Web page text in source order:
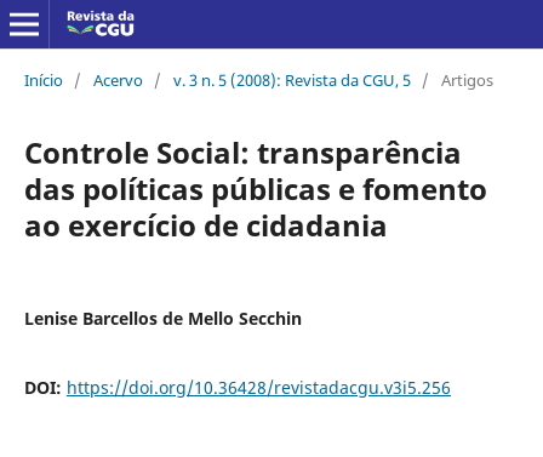
Início / Acervo / v. 3 n. 5 (2008): Revista da CGU, 5 / Artigos
Controle Social: transparência
das políticas públicas e fomento
ao exercício de cidadania
Lenise Barcellos de Mello Secchin
DOI: https://doi.org/10.36428/revistadacgu.v3i5.256